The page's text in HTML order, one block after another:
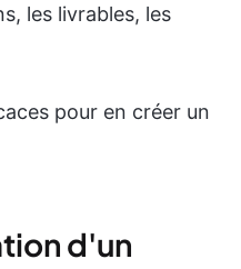
les livrables, les
pour en créer un
d'un